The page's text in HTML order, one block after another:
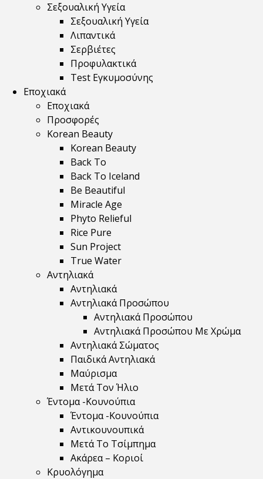
Σεξουαλική Υγεία
Σεξουαλική Υγεία
Λιπαντικά
Σερβιέτες
Προφυλακτικά
Test Εγκυμοσύνης
Εποχιακά
Εποχιακά
Προσφορές
Korean Beauty
Korean Beauty
Back To
Back To Iceland
Be Beautiful
Miracle Age
Phyto Relieful
Rice Pure
Sun Project
True Water
Αντηλιακά
Αντηλιακά
Αντηλιακά Προσώπου
Αντηλιακά Προσώπου
Αντηλιακά Προσώπου Με Χρώμα
Αντηλιακά Σώματος
Παιδικά Αντηλιακά
Μαύρισμα
Mετά Τον Ήλιο
Έντομα -Κουνούπια
Έντομα -Κουνούπια
Αντικουνουπικά
Μετά Το Τσίμπημα
Ακάρεα – Κοριοί
Κρυολόγημα